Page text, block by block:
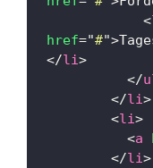
<
href="#">
</li>
</
</li>
<li>
<a
</li>